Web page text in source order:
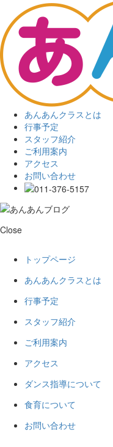
あんあんクラスとは
行事予定
スタッフ紹介
ご利用案内
アクセス
お問い合わせ
Close
トップページ
あんあんクラスとは
行事予定
スタッフ紹介
ご利用案内
アクセス
ダンス指導について
食育について
お問い合わせ